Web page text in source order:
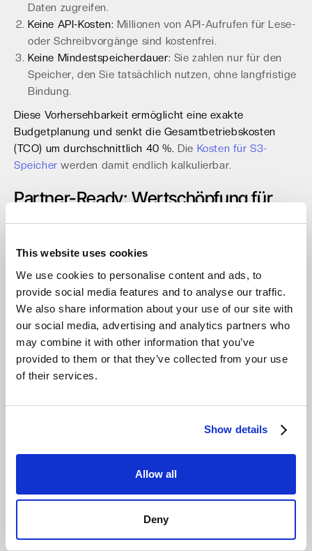
This website uses cookies
We use cookies to personalise content and ads, to
provide social media features and to analyse our traffic.
We also share information about your use of our site with
our social media, advertising and analytics partners who
may combine it with other information that you’ve
provided to them or that they’ve collected from your use
of their services.
Show details
Allow all
Deny
Daten zugreifen.
Keine API-Kosten: Millionen von API-Aufrufen für Lese-
oder Schreibvorgänge sind kostenfrei.
Keine Mindestspeicherdauer: Sie zahlen nur für den
Speicher, den Sie tatsächlich nutzen, ohne langfristige
Bindung.
Diese Vorhersehbarkeit ermöglicht eine exakte
Budgetplanung und senkt die Gesamtbetriebskosten
(TCO) um durchschnittlich 40 %. Die Kosten für S3-
Speicher werden damit endlich kalkulierbar.
Partner-Ready: Wertschöpfung für
MSPs und Systemhäuser
Dienstleistungen wie Backup-as-a-Service (BaaS) oder
Archivierung. Ohne Egress- und API-Gebühren lassen
sich stabile und verteidigungsfähige Margen von über 25
% realisieren. Eine partnerfreundliche Plattform bietet
zudem entscheidende Werkzeuge für Effizienz und
Skalierung. Dazu gehören eine mandantenfähige
Verwaltungskonsole mit RBAC und MFA, vollständige
und der lokale Zugang über Distributoren wie api in
ihre Kunden bereitzustellen.
Praktische Umsetzung: Migration zu
einem souveränen Objektspeicher